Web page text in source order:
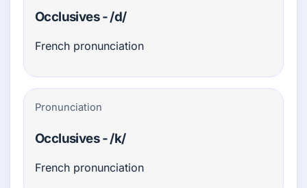
Occlusives - /d/
French pronunciation
Pronunciation
Occlusives - /k/
French pronunciation